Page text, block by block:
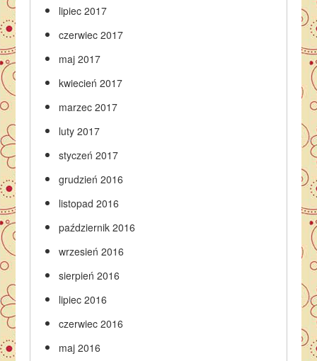
lipiec 2017
czerwiec 2017
maj 2017
kwiecień 2017
marzec 2017
luty 2017
styczeń 2017
grudzień 2016
listopad 2016
październik 2016
wrzesień 2016
sierpień 2016
lipiec 2016
czerwiec 2016
maj 2016